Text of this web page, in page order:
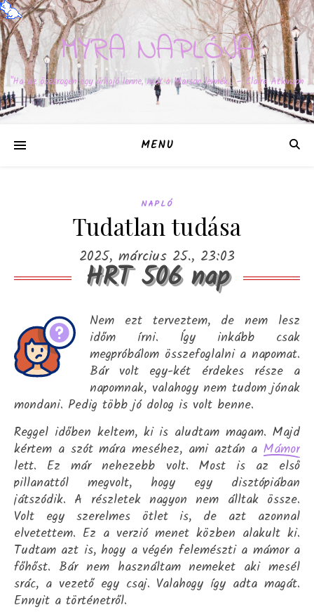
MYRA NAPLÓJA
"Ha az ösztrogén egy űrhajó lenne, már a Marson lennék." – Claire Atkinson
MENU
NAPLÓ
Tudatlan tudása
2025, március 25., 23:03
HRT 506 nap
Nem ezt terveztem, de nem lesz
időm írni. Így inkább csak
megpróbálom összefoglalni a napomat.
Bár volt egy-két érdekes része a
napomnak, valahogy nem tudom jónak
mondani. Pedig több jó dolog is volt benne.
Reggel időben keltem, ki is aludtam magam. Majd
kértem a szót mára meséhez, ami aztán a Mámor
lett. Ez már nehezebb volt. Most is az első
pillanattól megvolt, hogy egy disztópiában
játszódik. A részletek nagyon nem álltak össze.
Volt egy szerelmes ötlet is, de azt azonnal
elvetettem. Ez a verzió menet közben alakult ki.
Tudtam azt is, hogy a végén felemészti a mámor a
főhőst. Bár nem használtam nemeket aki mesél
srác, a vezető egy csaj. Valahogy így adta magát.
Ennyit a történetről.